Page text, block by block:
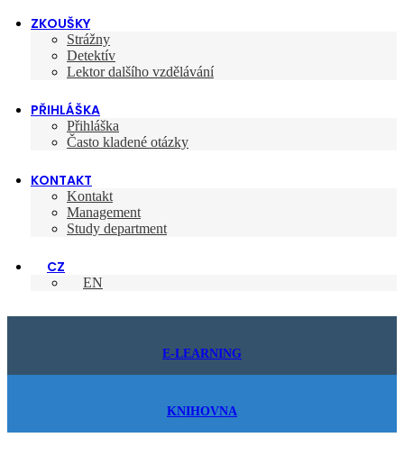
ZKOUŠKY
Strážny
Detektív
Lektor dalšího vzdělávání
PŘIHLÁŠKA
Přihláška
Často kladené otázky
KONTAKT
Kontakt
Management
Study department
CZ
EN
E-LEARNING
KNIHOVNA